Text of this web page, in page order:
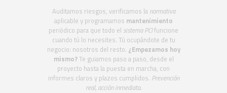
Auditamos riesgos, verificamos la normativa
aplicable y programamos mantenimiento
periódico para que todo el sistema PCIfuncione
cuando tú lo necesites. Tú ocupándote de tu
negocio: nosotros del resto. ¿Empezamos hoy
mismo?Te guiamos paso a paso, desde el
proyecto hasta la puesta en marcha, con
informes claros y plazos cumplidos. Prevención
real, acción inmediata.